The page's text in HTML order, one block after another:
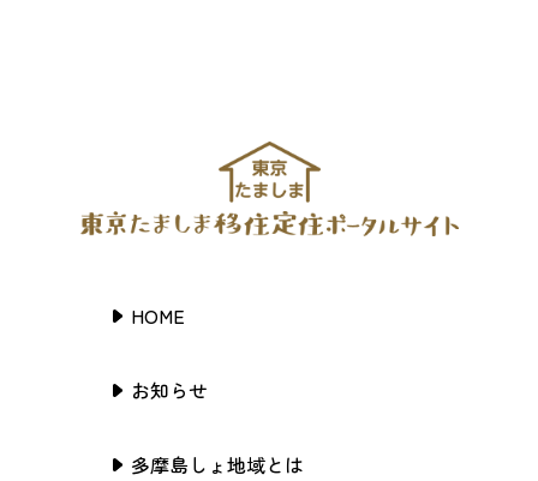
HOME
お知らせ
多摩島しょ地域とは